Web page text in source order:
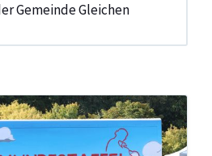
Gemeinde Gleichen